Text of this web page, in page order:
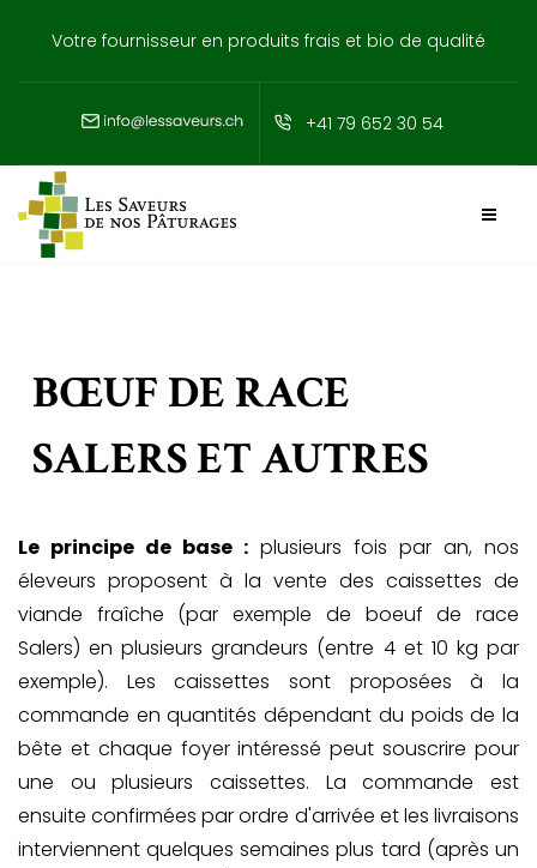
Votre fournisseur en produits frais et bio de qualité
+41 79 652 30 54
BŒUF DE RACE
SALERS ET AUTRES
Le principe de base : plusieurs fois par an, nos
éleveurs proposent à la vente des caissettes de
viande fraîche (par exemple de boeuf de race
Salers) en plusieurs grandeurs (entre 4 et 10 kg par
exemple). Les caissettes sont proposées à la
commande en quantités dépendant du poids de la
bête et chaque foyer intéressé peut souscrire pour
une ou plusieurs caissettes. La commande est
ensuite confirmées par ordre d'arrivée et les livraisons
interviennent quelques semaines plus tard (après un